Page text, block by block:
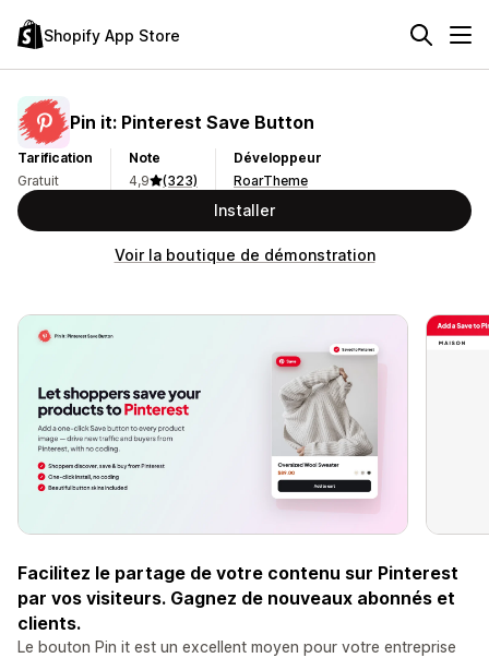
Shopify App Store
Pin it: Pinterest Save Button
Tarification
Gratuit
Note
4,9
(323)
Développeur
RoarTheme
Installer
Voir la boutique de démonstration
Facilitez le partage de votre contenu sur Pinterest
par vos visiteurs. Gagnez de nouveaux abonnés et
clients.
Le bouton Pin it est un excellent moyen pour votre entreprise